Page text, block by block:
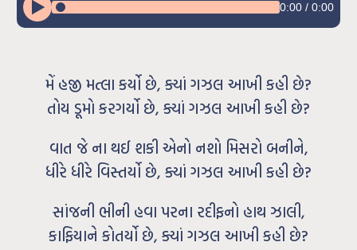
0:00/ 0:00
મેં હજી મત્લા કર્યો છે, ક્યાં ગઝલ આખી કહી છે?
તોય ડૂમો કરગર્યો છે, ક્યાં ગઝલ આખી કહી છે?
વાત જે ના થઈ શકી એનો નશો મિસરો બનીને,
ધીરે ધીરે વિસ્તર્યો છે, ક્યાં ગઝલ આખી કહી છે?
સાંજની ભીની હવા પરના રદીફનો હાથ ઝાલી,
કાફિયાને કોતર્યો છે, ક્યાં ગઝલ આખી કહી છે?